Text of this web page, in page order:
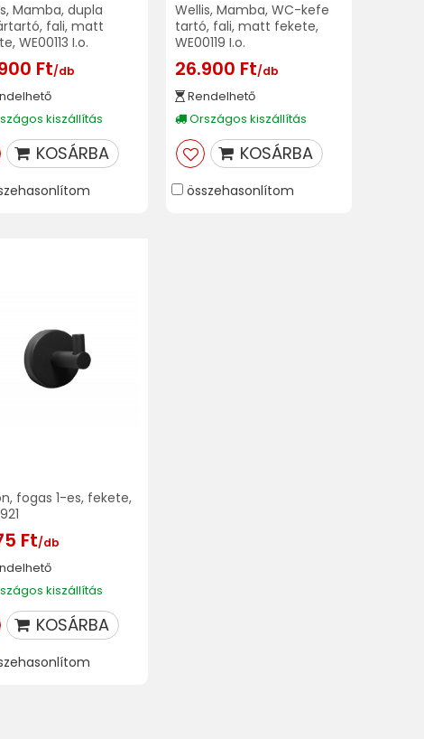
Mamba, dupla
fali, matt
WE00113 I.o.
Ft/db
kiszállítás
KOSÁRBA
Wellis, Mamba, WC-kefe
tartó, fali, matt fekete,
WE00119 I.o.
26.900 Ft/db
Rendelhető
Országos kiszállítás
KOSÁRBA
összehasonlítom
fogas 1-es, fekete,
Ft/db
kiszállítás
KOSÁRBA